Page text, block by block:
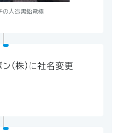
の人造黒鉛電極
（株）に社名変更
ャー企業「アイ’エム
に挑む。
てカーボン材料を生み出す